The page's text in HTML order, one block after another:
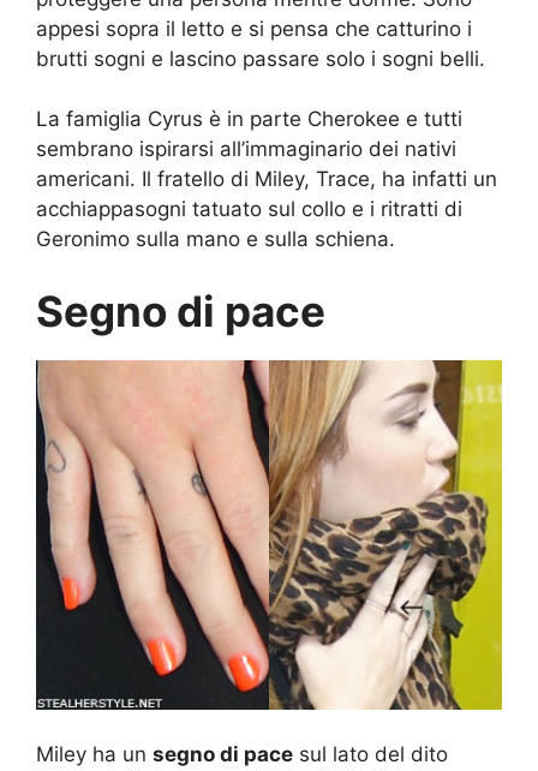
appesi sopra il letto e si pensa che catturino i
brutti sogni e lascino passare solo i sogni belli.
La famiglia Cyrus è in parte Cherokee e tutti
sembrano ispirarsi all’immaginario dei nativi
americani. Il fratello di Miley, Trace, ha infatti un
acchiappasogni tatuato sul collo e i ritratti di
Geronimo sulla mano e sulla schiena.
Segno di pace
Miley ha un segno di pace sul lato del dito